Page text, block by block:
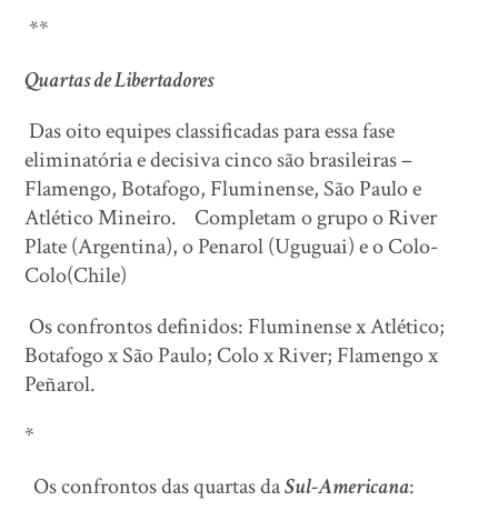
**
Quartas de Libertadores
Das oito equipes classificadas para essa fase
eliminatória e decisiva cinco são brasileiras –
Flamengo, Botafogo, Fluminense, São Paulo e
Atlético Mineiro. Completam o grupo o River
Plate (Argentina), o Penarol (Uguguai) e o Colo-
Colo(Chile)
Os confrontos definidos: Fluminense x Atlético;
Botafogo x São Paulo; Colo x River; Flamengo x
Peñarol.
*
Os confrontos das quartas daSul-Americana: